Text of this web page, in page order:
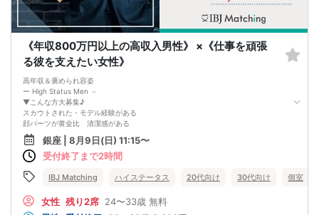
《年収800万円以上の高収入男性》 ×《仕事を頑張
る彼を支えたい女性》
高年収＆褒められ容姿
ー High Status Men －
▼こんな方大募集♪
スカウトされた・モデル経験がある
顔パーツが黄金比 清潔感がある
前向きな性格の女性♪
－ 仕事を頑張る彼を癒したい －
批判的 否定的じゃない
相性抜群の出会いが叶うはず...♪
銀座 | 8月9日(日) 11:15〜
受付終了まで2時間
IBJ Matching ハイステータス 20代向け 30代向け 個室
女性 残り2席 24〜33歳 無料